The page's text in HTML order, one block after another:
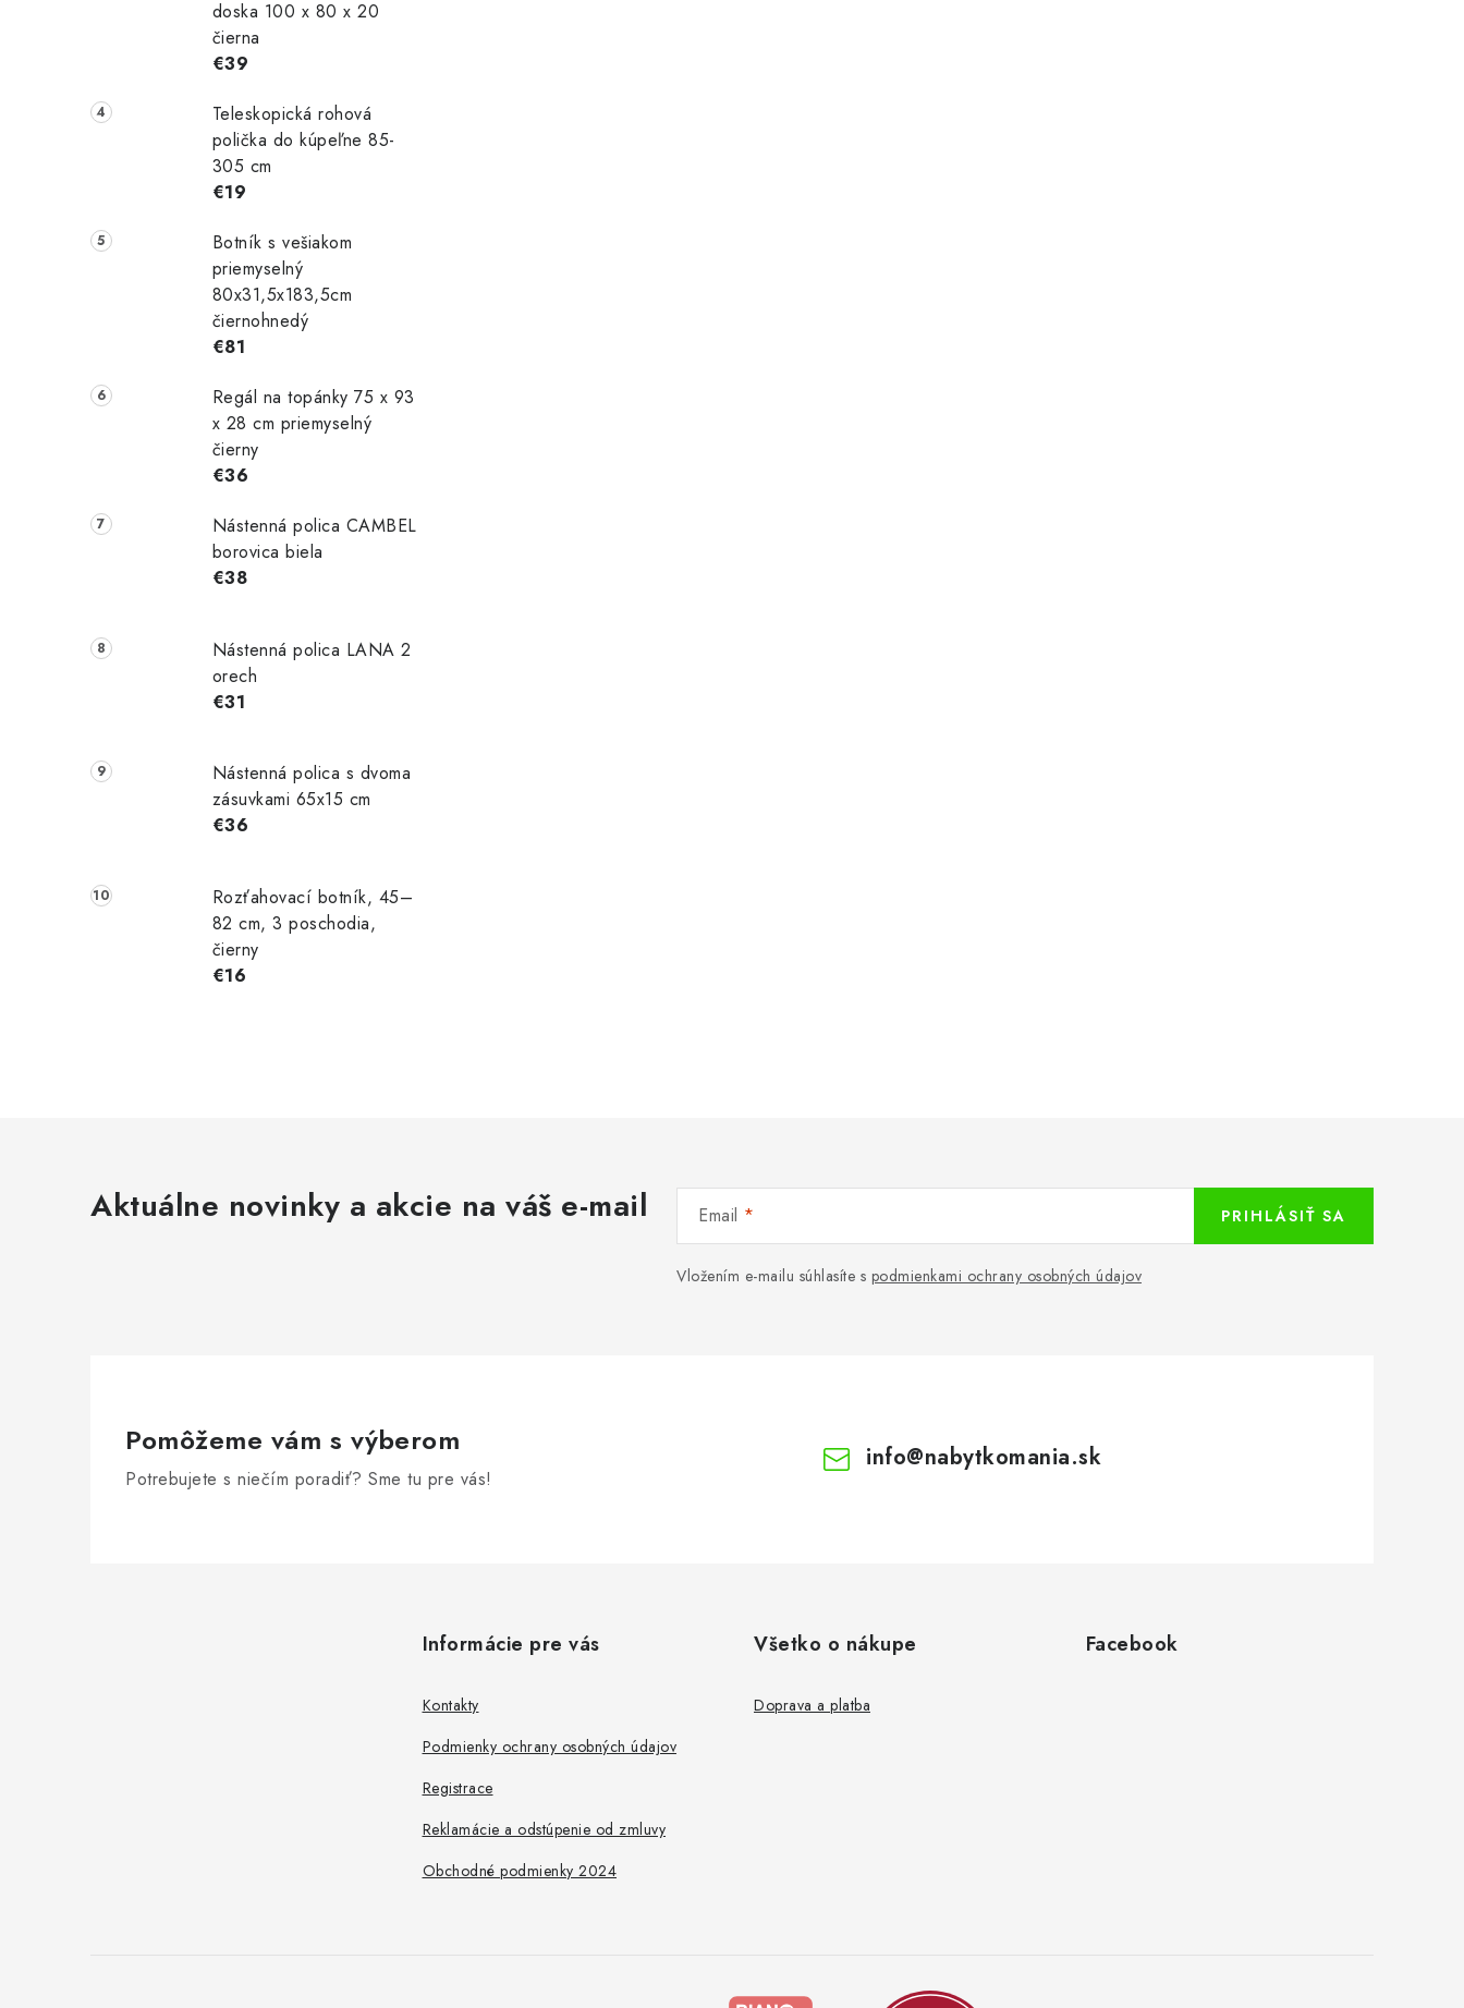
doska 100 x 80 x 20
čierna
€39
Teleskopická rohová
polička do kúpeľne 85-
305 cm
€19
Botník s vešiakom
priemyselný
80x31,5x183,5cm
čiernohnedý
€81
Regál na topánky 75 x 93
x 28 cm priemyselný
čierny
€36
Nástenná polica CAMBEL
borovica biela
€38
Nástenná polica LANA 2
orech
€31
Nástenná polica s dvoma
zásuvkami 65x15 cm
€36
Rozťahovací botník, 45–
82 cm, 3 poschodia,
čierny
€16
Aktuálne novinky a akcie na váš e-mail Email
Vložením e-mailu súhlasíte s podmienkami ochrany osobných údajov
PRIHLÁSIŤ SA
Pomôžeme vám s výberom
Potrebujete s niečím poradiť? Sme tu pre vás!
info@nabytkomania.sk
Informácie pre vás
Kontakty
Podmienky ochrany osobných údajov
Registrace
Reklamácie a odstúpenie od zmluvy
Obchodné podmienky 2024
Všetko o nákupe
Doprava a platba
Facebook